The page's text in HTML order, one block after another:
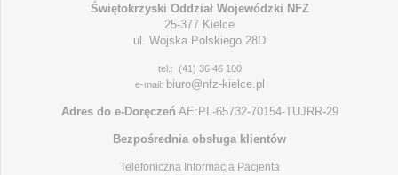
Świętokrzyski Oddział Wojewódzki NFZ
25-377 Kielce
ul. Wojska Polskiego 28D
tel.: (41) 36 46 100
e-mail: biuro@nfz-kielce.pl
Adres do e-Doręczeń AE:PL-65732-70154-TUJRR-29
Bezpośrednia obsługa klientów
Telefoniczna Informacja Pacjenta